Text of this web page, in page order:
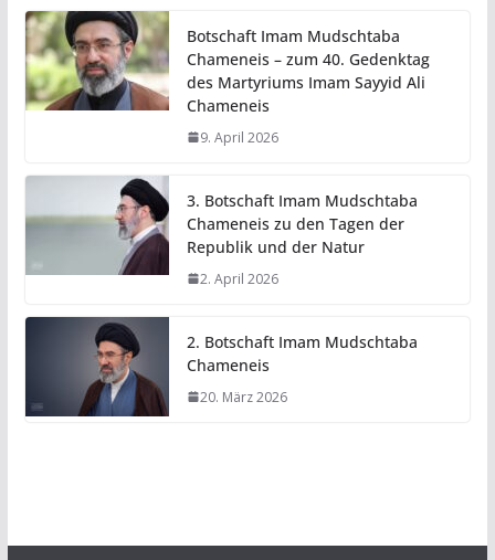
Botschaft Imam Mudschtaba
Chameneis – zum 40. Gedenktag
des Martyriums Imam Sayyid Ali
Chameneis
9. April 2026
3. Botschaft Imam Mudschtaba
Chameneis zu den Tagen der
Republik und der Natur
2. April 2026
2. Botschaft Imam Mudschtaba
Chameneis
20. März 2026